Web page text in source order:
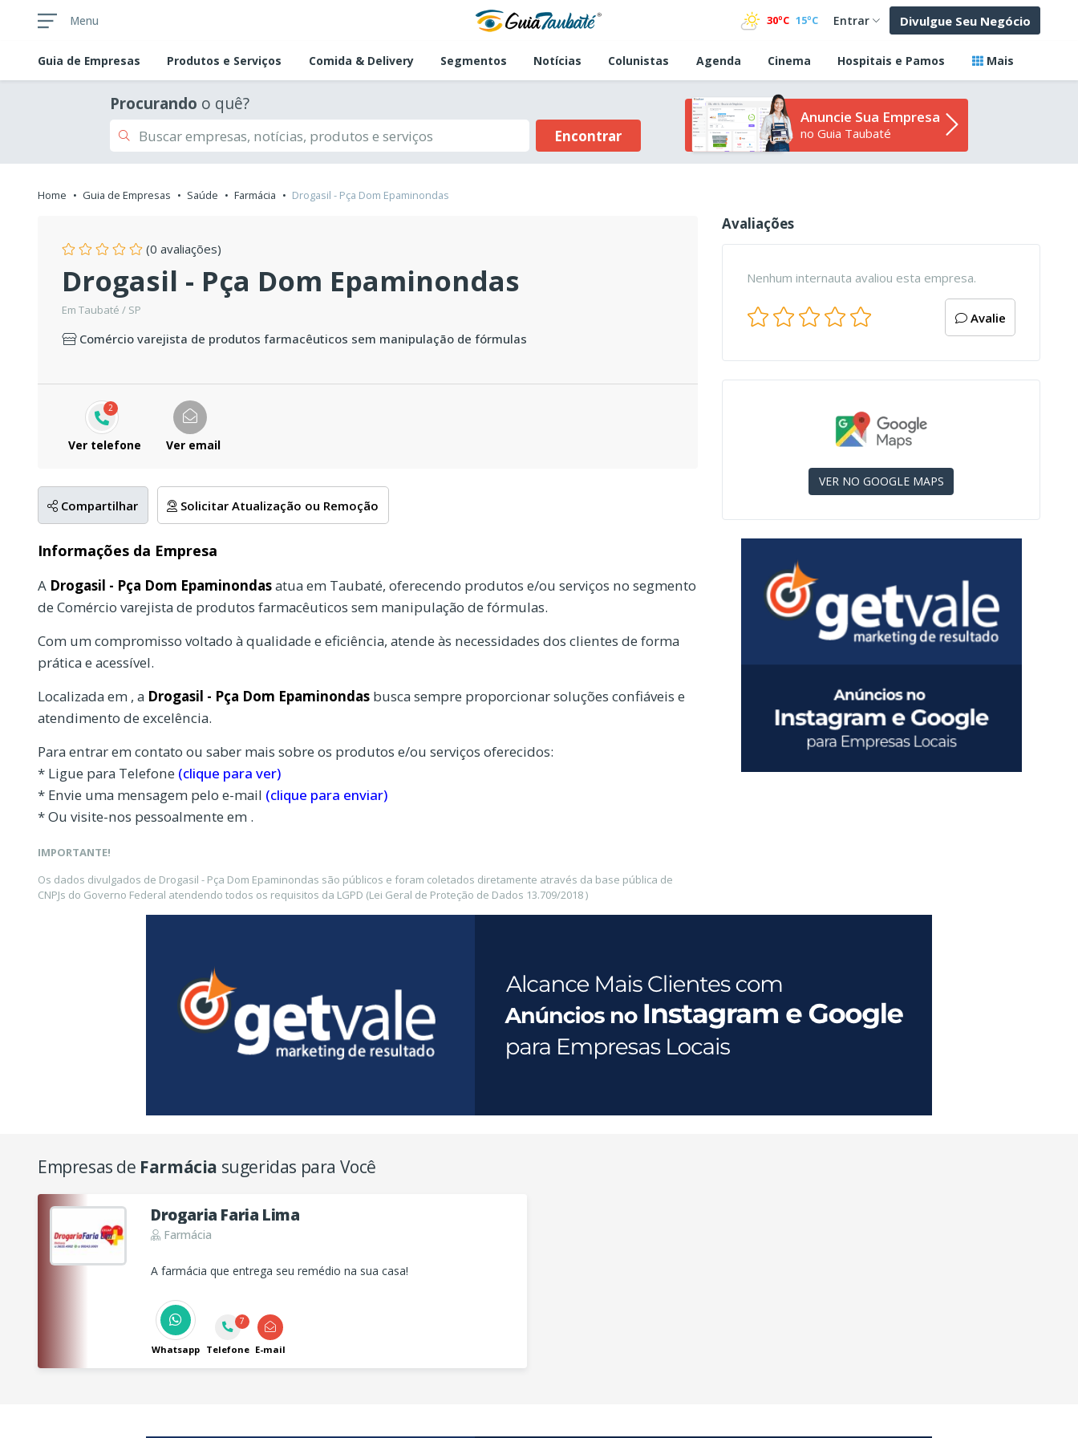
Menu 30ºC 15ºC Entrar Divulgue Seu Negócio
Guia de Empresas Produtos e Serviços Comida & Delivery Segmentos Notícias Colunistas Agenda Cinema Hospitais e Pamos Mais
Procurando o quê?
Encontrar
Anuncie Sua Empresa
no Guia Taubaté
Home Guia de Empresas Saúde Farmácia Drogasil - Pça Dom Epaminondas
(0 avaliações)
Drogasil - Pça Dom Epaminondas
Em Taubaté / SP
Comércio varejista de produtos farmacêuticos sem manipulação de fórmulas
2
Ver telefone Ver email
Compartilhar Solicitar Atualização ou Remoção
Informações da Empresa
A Drogasil - Pça Dom Epaminondasatua em Taubaté, oferecendo produtos e/ou serviços no segmento
de Comércio varejista de produtos farmacêuticos sem manipulação de fórmulas.
Com um compromisso voltado à qualidade e eficiência, atende às necessidades dos clientes de forma
prática e acessível.
Localizada em , a Drogasil - Pça Dom Epaminondas busca sempre proporcionar soluções confiáveis e
atendimento de excelência.
Para entrar em contato ou saber mais sobre os produtos e/ou serviços oferecidos:
* Ligue para Telefone (clique para ver)
* Envie uma mensagem pelo e-mail (clique para enviar)
* Ou visite-nos pessoalmente em .
IMPORTANTE!
Os dados divulgados de Drogasil - Pça Dom Epaminondas são públicos e foram coletados diretamente através da base pública de
CNPJs do Governo Federal atendendo todos os requisitos da LGPD (Lei Geral de Proteção de Dados 13.709/2018 )
Avaliações
Nenhum internauta avaliou esta empresa.
Avalie
VER NO GOOGLE MAPS
Empresas de Farmácia sugeridas para Você
Drogaria Faria Lima
Farmácia
A farmácia que entrega seu remédio na sua casa!
Whatsapp
7
Telefone E-mail